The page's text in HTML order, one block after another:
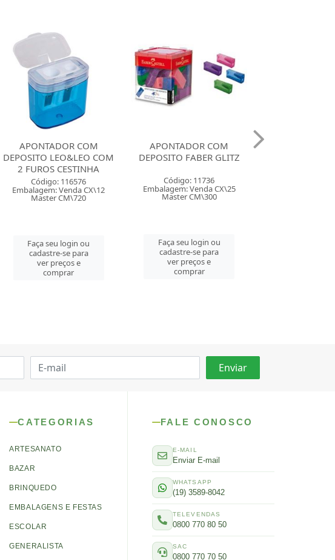
APONTADOR COM
DEPOSITO FABER GLITZ
Código: 11736
Embalagem: Venda CX\25
Master CM\300
Faça seu login ou
cadastre-se para
ver preços e
comprar
APONTADOR COM
DEPOSITO FABER MINI
Código: 121688
Embalagem: Venda DP\25
Master CM\300
Faça seu login ou
cadastre-se para
ver preços e
comprar
CATEGORIAS
ARTESANATO
BAZAR
BRINQUEDO
EMBALAGENS E FESTAS
ESCOLAR
GENERALISTA
FALE CONOSCO
E-MAIL
Enviar E-mail
WHATSAPP
(19) 3589-8042
TELEVENDAS
0800 770 80 50
SAC
0800 770 70 50